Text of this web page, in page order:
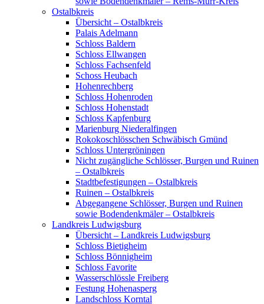
Ostalbkreis
Übersicht – Ostalbkreis
Palais Adelmann
Schloss Baldern
Schloss Ellwangen
Schloss Fachsenfeld
Schoss Heubach
Hohenrechberg
Schloss Hohenroden
Schloss Hohenstadt
Schloss Kapfenburg
Marienburg Niederalfingen
Rokokoschlösschen Schwäbisch Gmünd
Schloss Untergröningen
Nicht zugängliche Schlösser, Burgen und Ruinen
– Ostalbkreis
Stadtbefestigungen – Ostalbkreis
Ruinen – Ostalbkreis
Abgegangene Schlösser, Burgen und Ruinen
sowie Bodendenkmäler – Ostalbkreis
Landkreis Ludwigsburg
Übersicht – Landkreis Ludwigsburg
Schloss Bietigheim
Schloss Bönnigheim
Schloss Favorite
Wasserschlössle Freiberg
Festung Hohenasperg
Landschloss Korntal